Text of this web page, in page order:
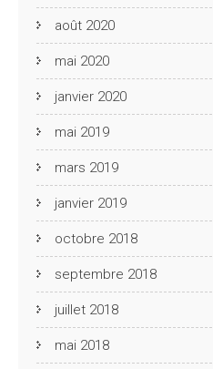
août 2020
mai 2020
janvier 2020
mai 2019
mars 2019
janvier 2019
octobre 2018
septembre 2018
juillet 2018
mai 2018